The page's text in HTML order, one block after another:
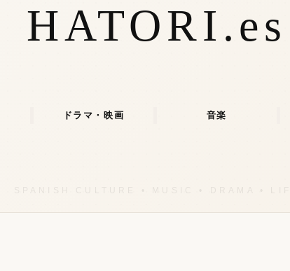
HATORI.es
ドラマ・映画 音楽